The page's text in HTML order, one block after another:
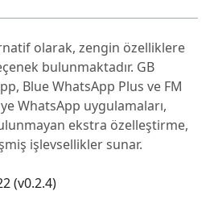
olarak, zengin özelliklere
bulunmaktadır. GB
Blue WhatsApp Plus ve FM
WhatsApp uygulamaları,
ekstra özelleştirme,
işlevsellikler sunar.
(v0.2.4)